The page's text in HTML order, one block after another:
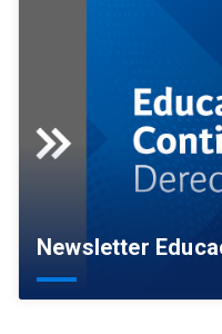
Newsletter